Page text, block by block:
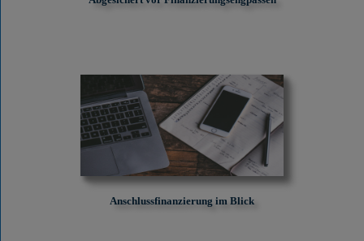
Anschlussfinanzierung im Blick